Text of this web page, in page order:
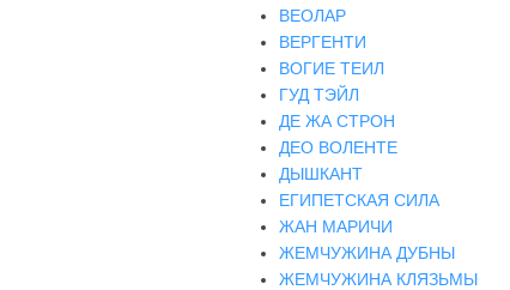
ВЕОЛАР
ВЕРГЕНТИ
ВОГИЕ ТЕИЛ
ГУД ТЭЙЛ
ДЕ ЖА СТРОН
ДЕО ВОЛЕНТЕ
ДЫШКАНТ
ЕГИПЕТСКАЯ СИЛА
ЖАН МАРИЧИ
ЖЕМЧУЖИНА ДУБНЫ
ЖЕМЧУЖИНА КЛЯЗЬМЫ